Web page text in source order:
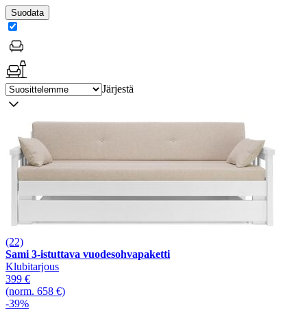
Suodata
Järjestä
(22)
Sami 3-istuttava vuodesohvapaketti
Klubitarjous
399 €
(norm. 658 €)
-39%